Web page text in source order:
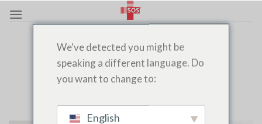
MEDECIN À DOMICILE MEDECIN DE GARDE
NUIT,PRÉLÈVEMENT ,PRISE D'URINE,TESTS
URGENTISTE URGENTISTES
La Digestion chez l’Adulte
We've detected you might be
speaking a different language. Do
you want to change to:
English